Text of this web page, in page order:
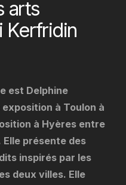
arts
Kerfridin
est Delphine
à Toulon à
à Hyères entre
Elle présente des
inspirés par les
deux villes. Elle